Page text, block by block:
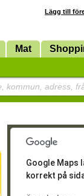
Lägg till
Mat
kommun, adress,
Google Maps
korrekt på